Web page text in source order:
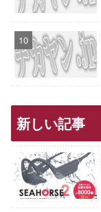
新しい記事